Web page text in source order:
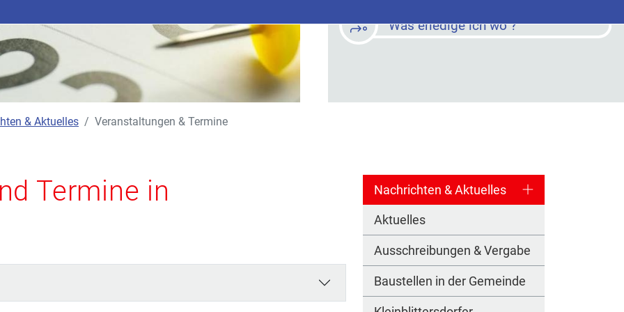
Was erledige ich wo ?
& Aktuelles Veranstaltungen & Termine
Nachrichten & Aktuelles
Aktuelles
Ausschreibungen & Vergabe
Baustellen in der Gemeinde
Termine in